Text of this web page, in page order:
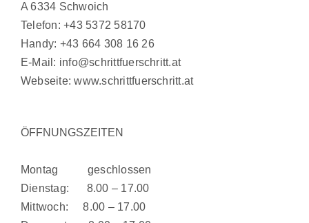
A 6334 Schwoich
Telefon:+43 5372 58170
Handy: +43 664 308 16 26
E-Mail: info@schrittfuerschritt.at
Webseite:www.schrittfuerschritt.at
ÖFFNUNGSZEITEN
Montag geschlossen
Dienstag: 8.00 – 17.00
Mittwoch: 8.00 – 17.00